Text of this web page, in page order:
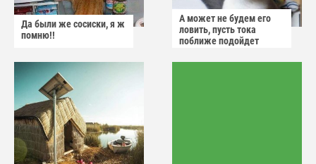
Да были же сосиски, я ж
помню!!
А может не будем его
ловить, пусть тока
поближе подойдет